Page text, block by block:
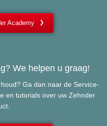
Academy
We helpen u graag!
Ga dan naar de Service-
en tutorials over uw Zehnder